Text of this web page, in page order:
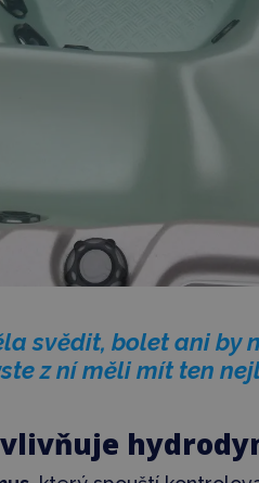
svědit, bolet ani by
z ní měli mít ten